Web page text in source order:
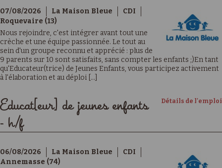
07/08/2026 La Maison Bleue
CDI
Roquevaire (13)
Nous rejoindre, c'est intégrer avant tout une
crèche et une équipe passionnée. Le tout au
sein d'un groupe reconnu et apprécié : plus de
9 parents sur 10 sont satisfaits, sans compter les enfants ;)En tant
qu'Educateur(trice) de Jeunes Enfants, vous participez activement
à l'élaboration et au déploi [...]
Détails de l'emploi
Educat[eur] de jeunes enfants
- h/f
06/08/2026 La Maison Bleue
CDI
Annemasse (74)